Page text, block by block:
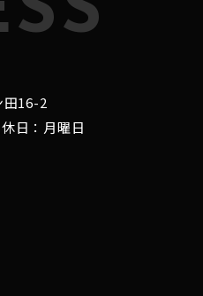
田16-2
日：月曜日